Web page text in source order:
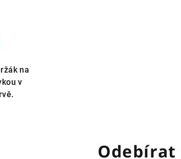
na
v